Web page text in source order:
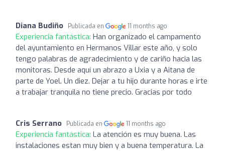
Diana Budiño Publicada en 11 months ago
Experiencia fantástica: Han organizado el campamento
del ayuntamiento en Hermanos Villar este año, y solo
tengo palabras de agradecimiento y de cariño hacia las
monitoras. Desde aquí un abrazo a Uxia y a Aitana de
parte de Yoel. Un diez. Dejar a tu hijo durante horas e irte
a trabajar tranquila no tiene precio. Gracias por todo
Cris Serrano Publicada en 11 months ago
Experiencia fantástica: La atención es muy buena. Las
instalaciones estan muy bien y a buena temperatura. La